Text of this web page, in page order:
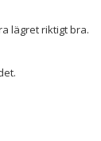
lägret riktigt bra.